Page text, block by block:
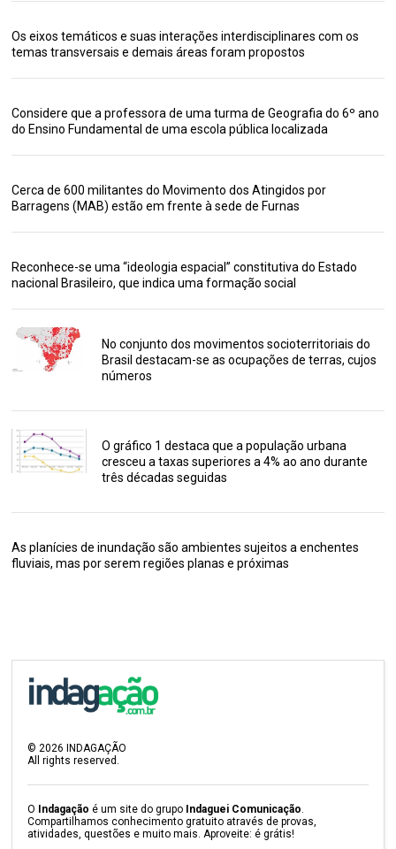
Os eixos temáticos e suas interações interdisciplinares com os
temas transversais e demais áreas foram propostos
Considere que a professora de uma turma de Geografia do 6º ano
do Ensino Fundamental de uma escola pública localizada
Cerca de 600 militantes do Movimento dos Atingidos por
Barragens (MAB) estão em frente à sede de Furnas
Reconhece-se uma “ideologia espacial” constitutiva do Estado
nacional Brasileiro, que indica uma formação social
No conjunto dos movimentos socioterritoriais do
Brasil destacam-se as ocupações de terras, cujos
números
O gráfico 1 destaca que a população urbana
cresceu a taxas superiores a 4% ao ano durante
três décadas seguidas
As planícies de inundação são ambientes sujeitos a enchentes
fluviais, mas por serem regiões planas e próximas
©2026 INDAGAÇÃO
All rights reserved.
O Indagação é um site do grupo Indaguei Comunicação.
Compartilhamos conhecimento gratuito através de provas,
atividades, questões e muito mais. Aproveite: é grátis!